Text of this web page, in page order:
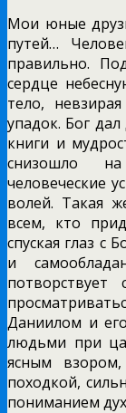
Мои юные
путей…
правильно.
сердце
тело,
упадок. Бог
книги и
снизошло
человеческие
волей. Такая
всем, кто
спуская глаз с
и
Даниилом и
людьми при
ясным
походкой,
пониманием